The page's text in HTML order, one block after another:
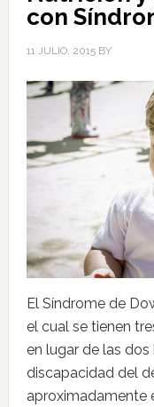
con
11 JULIO, 2015BY
El Síndrome de
el cual se tienen
en lugar de las dos
discapacidad del
aproximadamente